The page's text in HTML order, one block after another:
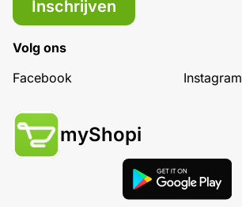
Inschrijven
Volg ons
Facebook
Instagram
myShopi